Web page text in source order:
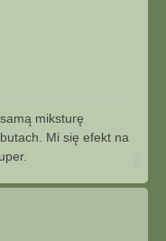
miksturę
Mi się efekt na
g